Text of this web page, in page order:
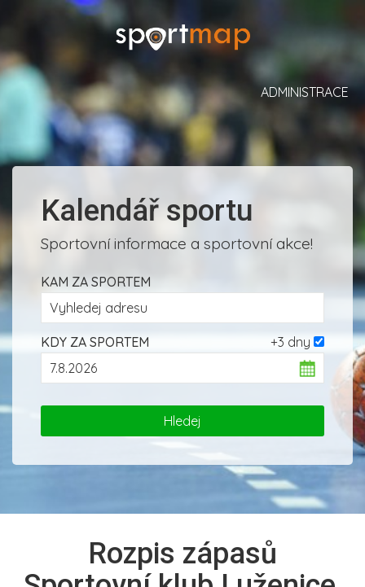
ADMINISTRACE
Kalendář sportu
Sportovní informace a sportovní akce!
KAM ZA SPORTEM
+3 dny
KDY ZA SPORTEM
Rozpis zápasů